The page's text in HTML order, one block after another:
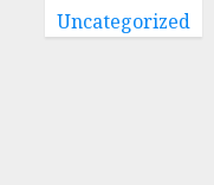
Uncategorized